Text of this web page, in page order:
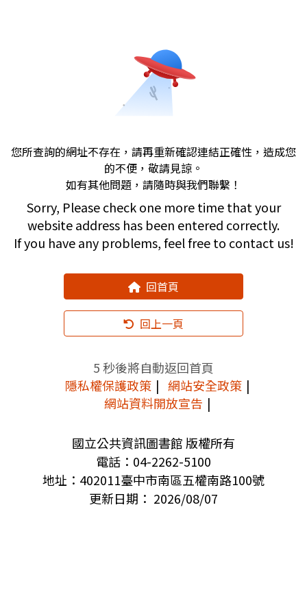
您所查詢的網址不存在，請再重新確認連結正確性，造成您
的不便，敬請見諒。
如有其他問題，請隨時與我們聯繫！
Sorry, Please check one more time that your
website address has been entered correctly.
If you have any problems, feel free to contact us!
回首頁
回上一頁
5秒後將自動返回首頁
隱私權保護政策
網站安全政策
網站資料開放宣告
國立公共資訊圖書館 版權所有
電話：04-2262-5100
地址：402011臺中市南區五權南路100號
更新日期： 2026/08/07